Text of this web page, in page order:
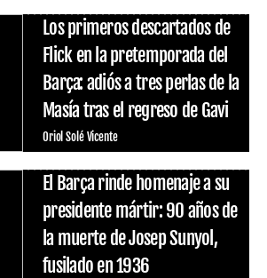
Los primeros descartados de
Flick en la pretemporada del
Barça: adiós a tres perlas de la
Masía tras el regreso de Gavi
Oriol Solé Vicente
El Barça rinde homenaje a su
presidente mártir: 90 años de
la muerte de Josep Sunyol,
fusilado en 1936